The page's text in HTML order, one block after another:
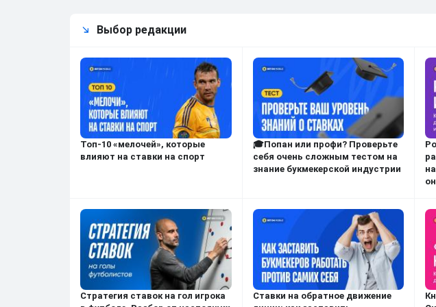
Выбор редакции
Топ-10 «мелочей», которые
влияют на ставки на спорт
🎓Попан или профи? Проверьте
себя очень сложным тестом на
знание букмекерской индустрии
Стратегия ставок на гол игрока
Ставки на обратное движение